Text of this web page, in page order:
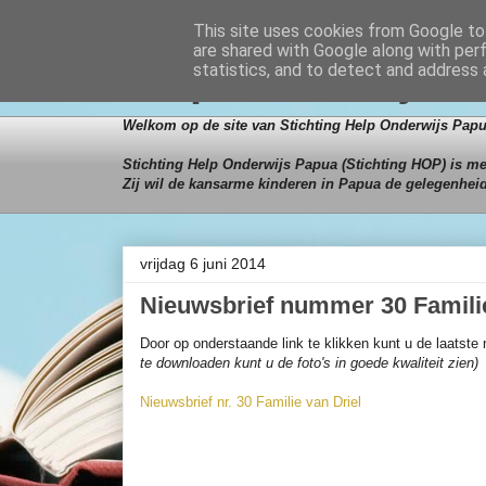
Help Onderwijs
Welkom op de site van Stichting Help Onderwijs
Stichting Help Onderwijs Papua (Stichting HOP) is
Zij wil de kansarme kinderen in Papua de
vrijdag 6 juni 2014
Nieuwsbrief nummer 30
Door op onderstaande link te klikken kunt u de
te downloaden kunt u de foto's in goede kwaliteit zien)
Nieuwsbrief nr. 30 Familie van Driel
This site uses cookies from Google
are shared with Google along with
statistics, and to detect and address